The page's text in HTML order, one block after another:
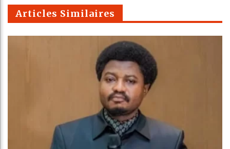
m
Articles Similaires